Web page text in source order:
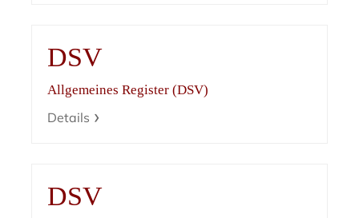
DSV
Allgemeines Register (DSV)
Details
DSV